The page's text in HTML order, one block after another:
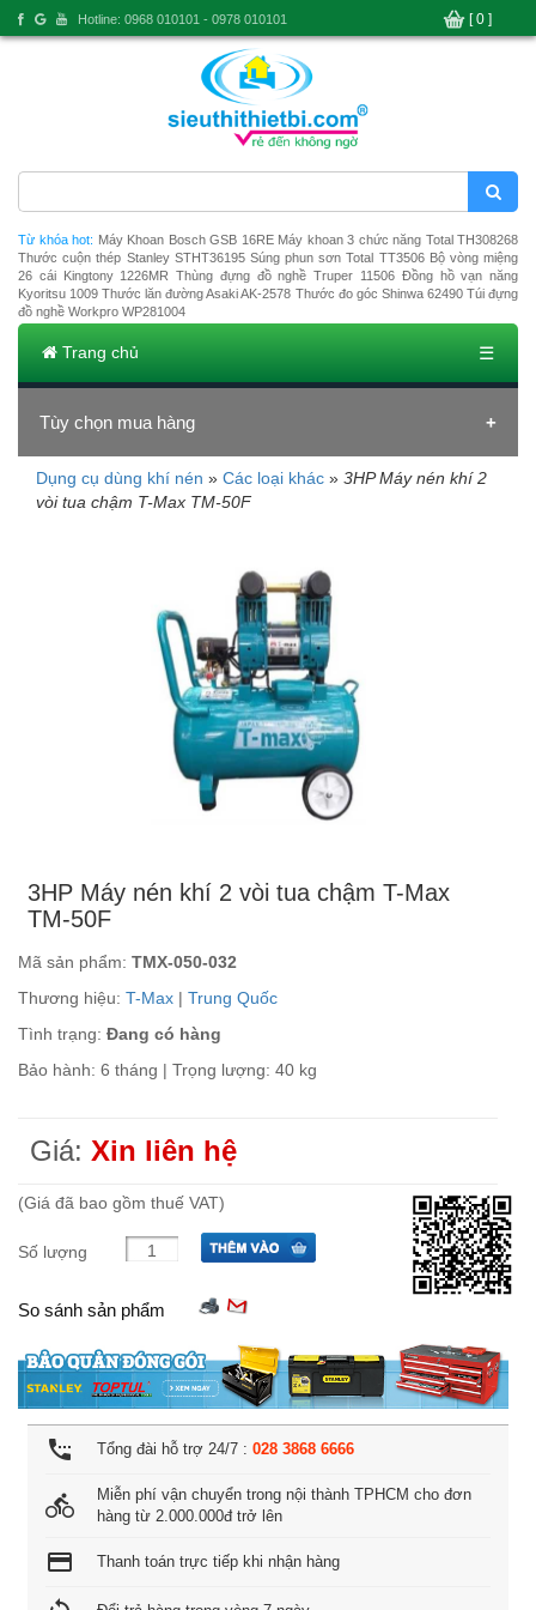
Từ khóa hot: Máy Khoan Bosch GSB 16RE Máy khoan 3 chức năng Total TH308268
Thước cuộn thép Stanley STHT36195 Súng phun sơn Total TT3506 Bộ vòng miệng
26 cái Kingtony 1226MR Thùng đựng đồ nghề Truper 11506 Đồng hồ vạn năng
Kyoritsu 1009 Thước lăn đường Asaki AK-2578 Thước đo góc Shinwa 62490 Túi đựng
đồ nghề Workpro WP281004
Trang chủ ☰
Tùy chọn mua hàng
Đang tải dữ liệu
Dụng cụ dùng khí nén » Các loại khác » 3HP Máy nén khí 2
vòi tua chậm T-Max TM-50F
3HP Máy nén khí 2 vòi tua chậm T-Max
TM-50F
Mã sản phẩm: TMX-050-032
Thương hiệu: T-Max | Trung Quốc
Tình trạng: Đang có hàng
Bảo hành: 6 tháng | Trọng lượng: 40 kg
Giá: Xin liên hệ
(Giá đã bao gồm thuế VAT)
Số lượng
So sánh sản phẩm
settings_phone Tổng đài hỗ trợ 24/7 : 028 3868 6666
directions_bike
Miễn phí vận chuyển trong nội thành TPHCM cho đơn
hàng từ 2.000.000đ trở lên
credit_card Thanh toán trực tiếp khi nhận hàng
Hotline: 0968 010101 - 0978 010101 [ 0 ]